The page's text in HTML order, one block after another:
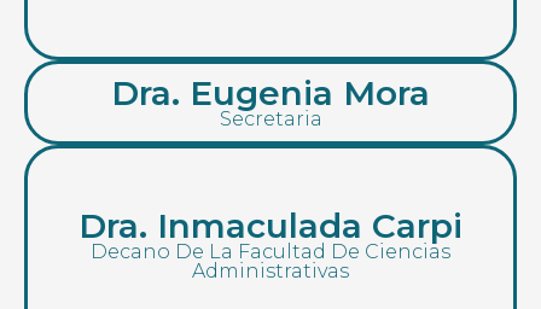
Dra. Eugenia Mora
Secretaria
Dra. Inmaculada Carpi
Decano De La Facultad De Ciencias
Administrativas